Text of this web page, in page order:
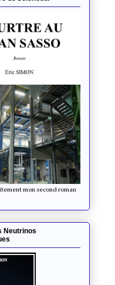
mon second roman
Neutrinos